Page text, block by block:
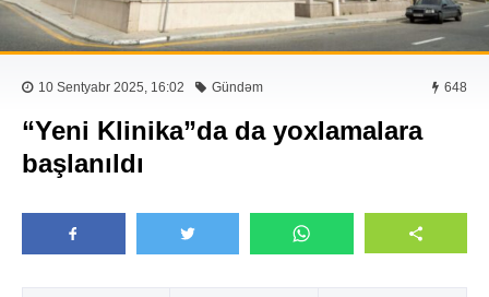
10 Sentyabr 2025, 16:02 Gündəm 648
“Yeni Klinika”da da yoxlamalara
başlanıldı